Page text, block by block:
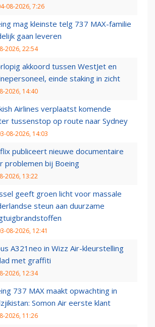
08-2026, 7:26
mag kleinste telg 737 MAX-familie
gaan leveren
2026, 22:54
akkoord tussen WestJet en
einde staking in zicht
2026, 14:40
Airlines verplaatst komende
tussenstop op route naar Sydney
08-2026, 14:03
publiceert nieuwe documentaire
problemen bij Boeing
2026, 13:22
geeft groen licht voor massale
steun aan duurzame
08-2026, 12:41
A321neo in Wizz Air-kleurstelling
met graffiti
2026, 12:34
737 MAX maakt opwachting in
Somon Air eerste klant
2026, 11:26